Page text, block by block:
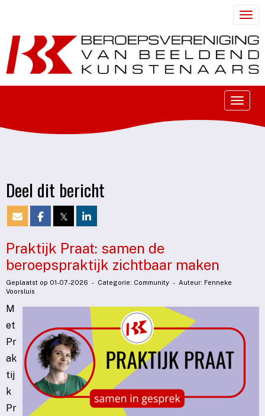
Deel dit bericht
𝕏
Praktijk Praat: samen de
beroepspraktijk zichtbaar maken
Geplaatst op 01-07-2026 - Categorie: Community - Auteur: Fenneke
Voorsluis
M
et
Pr
ak
tij
k
Pr